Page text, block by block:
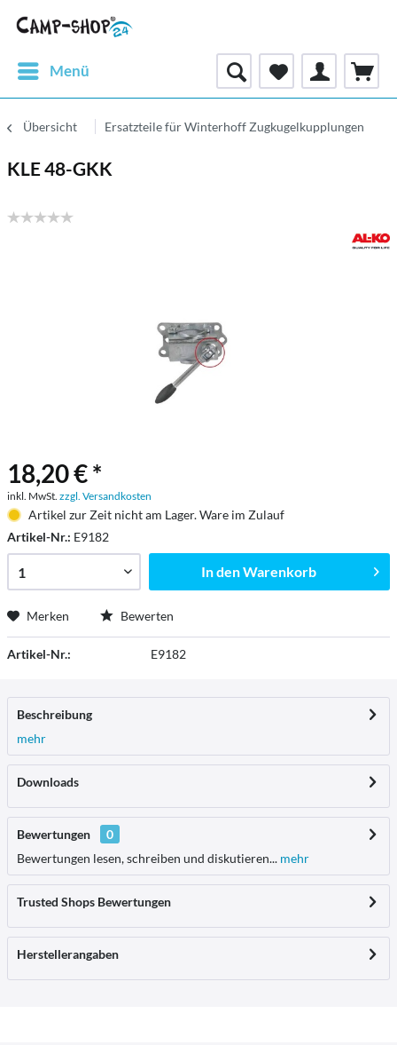
Menü
Übersicht Ersatzteile für Winterhoff Zugkugelkupplungen
KLE 48-GKK
18,20 € *
inkl. MwSt. zzgl. Versandkosten
Artikel zur Zeit nicht am Lager. Ware im Zulauf
Artikel-Nr.: E9182
In denWarenkorb
Merken Bewerten
Artikel-Nr.: E9182
Beschreibung
mehr
Downloads
Bewertungen
0
Bewertungen lesen, schreiben und diskutieren... mehr
Trusted Shops Bewertungen
Herstellerangaben